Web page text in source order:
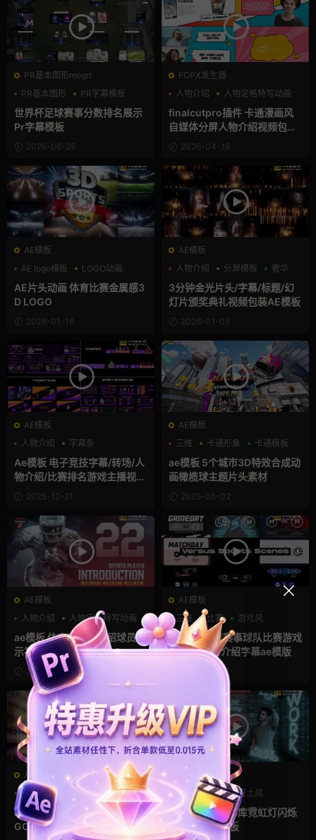
PR基本图形mogrt
PR基本图形
PR字幕模板
分数
世界杯足球赛事分数排名展示
Pr字幕模板
2026-06-25
FCPX发生器
人物介绍
人物定格特写动画
finalcutpro插件 卡通漫画风
自媒体分屏人物介绍视频包装f
cpx插件
2026-04-16
AE模板
AE logo模板
LOGO动画
三维
AE片头动画 体育比赛金属感3
D LOGO
2026-01-16
AE模板
人物介绍
分屏模板 奢华
3分钟金光片头/字幕/标题/幻
灯片颁奖典礼视频包装AE模板
2026-01-05
AE模板
人物介绍
字幕条
字幕模板
Ae模板 电子竞技字幕/转场/人
物介绍/比赛排名游戏主播视频
包装2025-12-21
AE模板
三维
卡通形象 卡通模板
ae模板 5个城市3D特效合成动
画橄榄球主题片头素材
2025-05-02
AE模板
人物介绍
人物定格特写动画
分数
ae模板 体育运动员介绍球员展
示视频模板
2025-04-16
AE模板
三维
比赛 游戏风
Ae模板 体育赛事球队比赛游戏
对战PK双方介绍字幕ae模版
2025-02-13
AE模板
LOGO动画
三维
标题模板
ae片头模板 3D聚光灯闪光LO
GO动画
AE模板
三维
光效 废土风
赛博朋克地下车库霓虹灯闪烁
动态海报ae模板